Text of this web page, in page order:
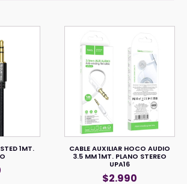
1MT.
CABLE AUXILIAR HOCO AUDIO
3.5 MM 1MT. PLANO STEREO
UPA16
$2.990